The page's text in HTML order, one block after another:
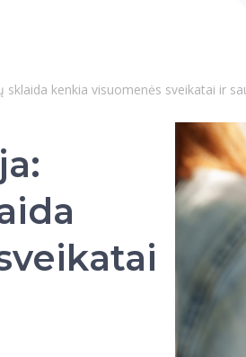
kenkia visuomenės sveikatai ir